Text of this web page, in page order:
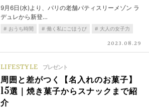
9月6日(水)より、パリの老舗パティスリーメゾン ラ
デュレから新登…
おうち時間 働く私にごほうび 大人の女子力
2023.08.29
LIFESTYLE プレゼント
周囲と差がつく【名入れのお菓子】
15選｜焼き菓子からスナックまで紹
介